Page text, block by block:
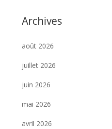
Archives
août 2026
juillet 2026
juin 2026
mai 2026
avril 2026